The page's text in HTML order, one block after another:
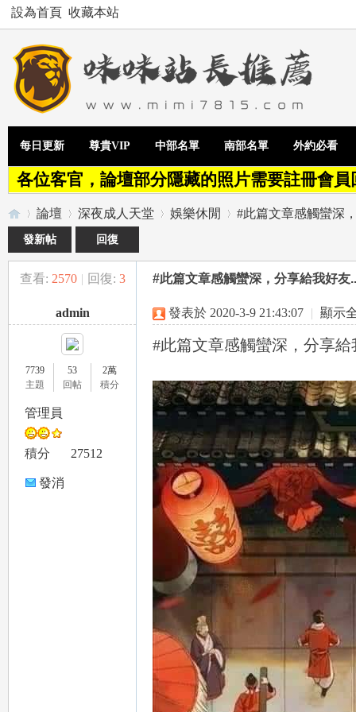
設為首頁 收藏本站
每日更新 尊貴VIP 中部名單 南部名單 外約必看
各位客官，論壇部分隱藏的照片需要註冊會
»
論壇
›
深夜成人天堂
›
娛樂休閒
›
#此篇文章感觸蠻深
發新帖 回復
查看: 2570 | 回復: 3 #此篇文章感觸蠻深，分享給我好友..
admin
7739
主題
53
回帖
2萬
積分
管理員
積分 27512
發消
發表於 2020-3-9 21:43:07 | 顯示
#此篇文章感觸蠻深，分享給